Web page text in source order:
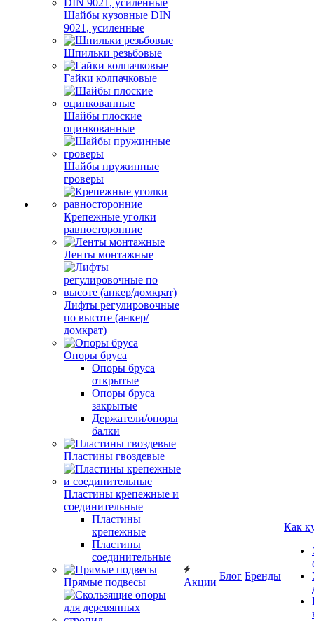
Шайбы кузовные DIN
9021, усиленные
Шпильки резьбовые
Гайки колпачковые
Шайбы плоские
оцинкованные
Шайбы пружинные
гроверы
Крепежные уголки
равносторонние
Ленты монтажные
Лифты регулировочные
по высоте (анкер/
домкрат)
Опоры бруса
Опоры бруса
открытые
Опоры бруса
закрытые
Держатели/опоры
балки
Пластины гвоздевые
Пластины крепежные и
соединительные
Пластины
крепежные
Пластины
соединительные
Прямые подвесы Акции
Блог Бренды
Как